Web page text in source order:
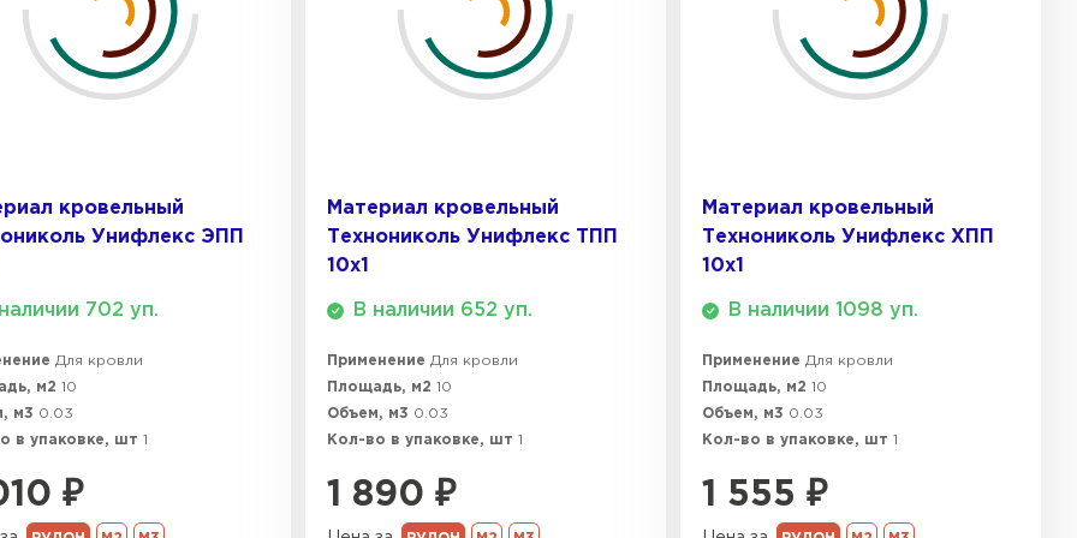
кровельный
Унифлекс ЭПП
702 уп.
Для кровли
м2 10
м3 0.03
в упаковке, шт 1
₽
Материал кровельный
Технониколь Унифлекс ТПП
10х1
В наличии 652 уп.
Применение Для кровли
Площадь, м2 10
Объем, м3 0.03
Кол-во в упаковке, шт 1
1 890 ₽
Материал кровельный
Технониколь Унифлекс ХПП
10х1
В наличии 1098 уп.
Применение Для кровли
Площадь, м2 10
Объем, м3 0.03
Кол-во в упаковке, шт 1
1 555 ₽
ПЕРЕЙТИ
Утеплитель Isoroc
ПЕРЕЙТИ
Утеплитель Rockwool
ПЕРЕЙТИ